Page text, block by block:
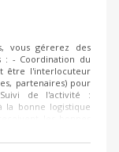
vous gérerez des
: - Coordination du
être l'interlocuteur
partenaires) pour
de l'activité :
la bonne logistique
questionnaires de
les retours et